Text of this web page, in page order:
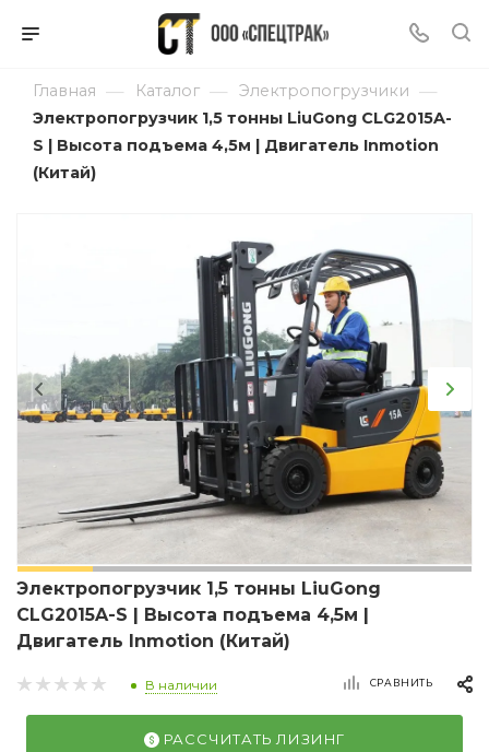
Главная — Каталог — Электропогрузчики —
Электропогрузчик 1,5 тонны LiuGong CLG2015A-
S | Высота подъема 4,5м | Двигатель Inmotion
(Китай)
Электропогрузчик 1,5 тонны LiuGong
CLG2015A-S | Высота подъема 4,5м |
Двигатель Inmotion (Китай)
В наличии СРАВНИТЬ
РАССЧИТАТЬ ЛИЗИНГ